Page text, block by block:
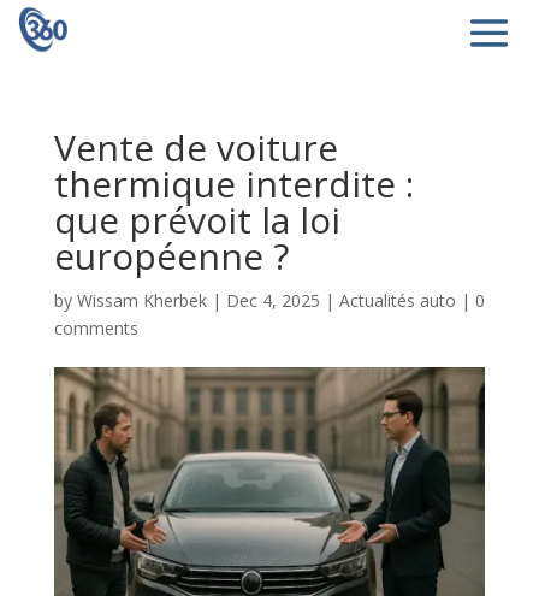
Vente de voiture
thermique interdite :
que prévoit la loi
européenne ?
by Wissam Kherbek| Dec 4, 2025 | Actualités auto | 0
comments